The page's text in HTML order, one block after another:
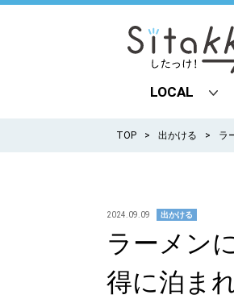
LOCAL
all
道北
道南
道東
TOP 出かける ラ
2024.09.09 出かける
ラーメン
得に泊ま